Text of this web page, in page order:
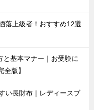
落上級者！おすすめ12選
と基本マナー｜お受験に
版】
い長財布｜レディースブ